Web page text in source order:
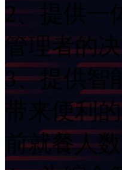
2、提供
管理者的
3、提供
带来便利的
前就餐人